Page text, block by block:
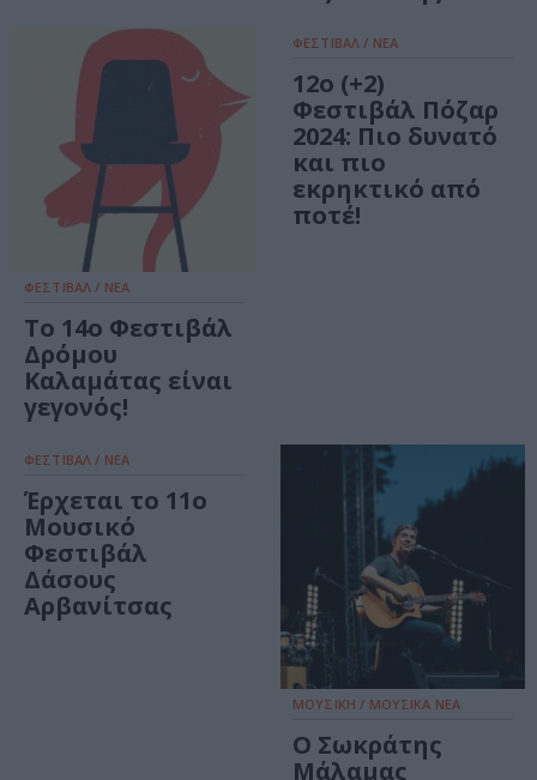
ΦΕΣΤΙΒΑΛ / ΝΕΑ
Το 14ο Φεστιβάλ
Δρόμου
Καλαμάτας είναι
γεγονός!
ΦΕΣΤΙΒΑΛ / ΝΕΑ
12ο (+2)
Φεστιβάλ Πόζαρ
2024: Πιο δυνατό
και πιο
εκρηκτικό από
ποτέ!
ΦΕΣΤΙΒΑΛ / ΝΕΑ
Έρχεται το 11ο
Μουσικό
Φεστιβάλ
Δάσους
Αρβανίτσας
ΜΟΥΣΙΚΗ / ΜΟΥΣΙΚΑ ΝΕΑ
Ο Σωκράτης
Mάλαμας